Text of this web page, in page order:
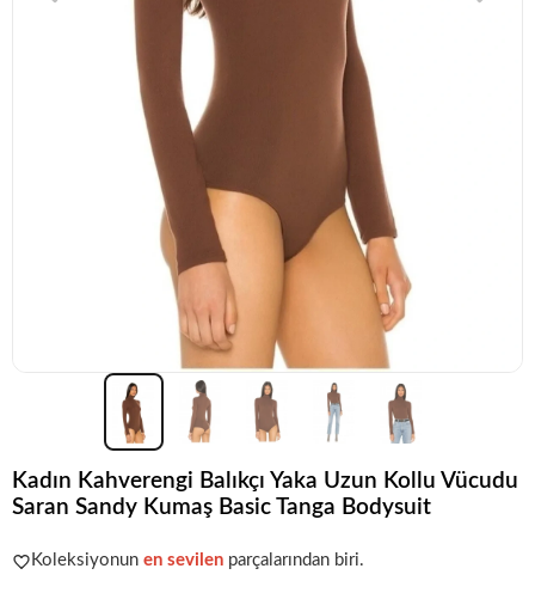
Kadın Kahverengi Balıkçı Yaka Uzun Kollu Vücudu
Saran Sandy Kumaş Basic Tanga Bodysuit
Acele et!Stoklar hızla azalıyor!
Koleksiyonun en sevilen parçalarından biri.